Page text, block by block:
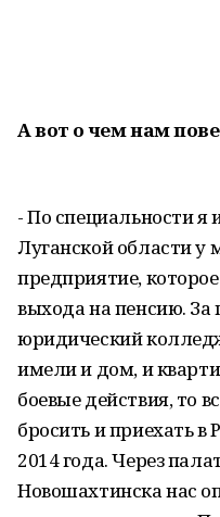
А вот о чем нам
- По специальности я
Луганской области у
предприятие,
выхода на пенсию.
юридический
имели и дом, и
боевые действия, то
бросить и приехать
2014 года. Через
Новошахтинска нас